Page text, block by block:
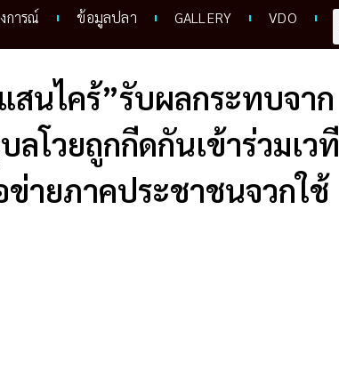
การณ์ ข้อมูลปลา GALLERY
VDO
นไคร้”รับผลกระทบจาก
ลโวยถูกกีดกันเข้าร่วมเวที
ายภาคประชาชนจวกใช้